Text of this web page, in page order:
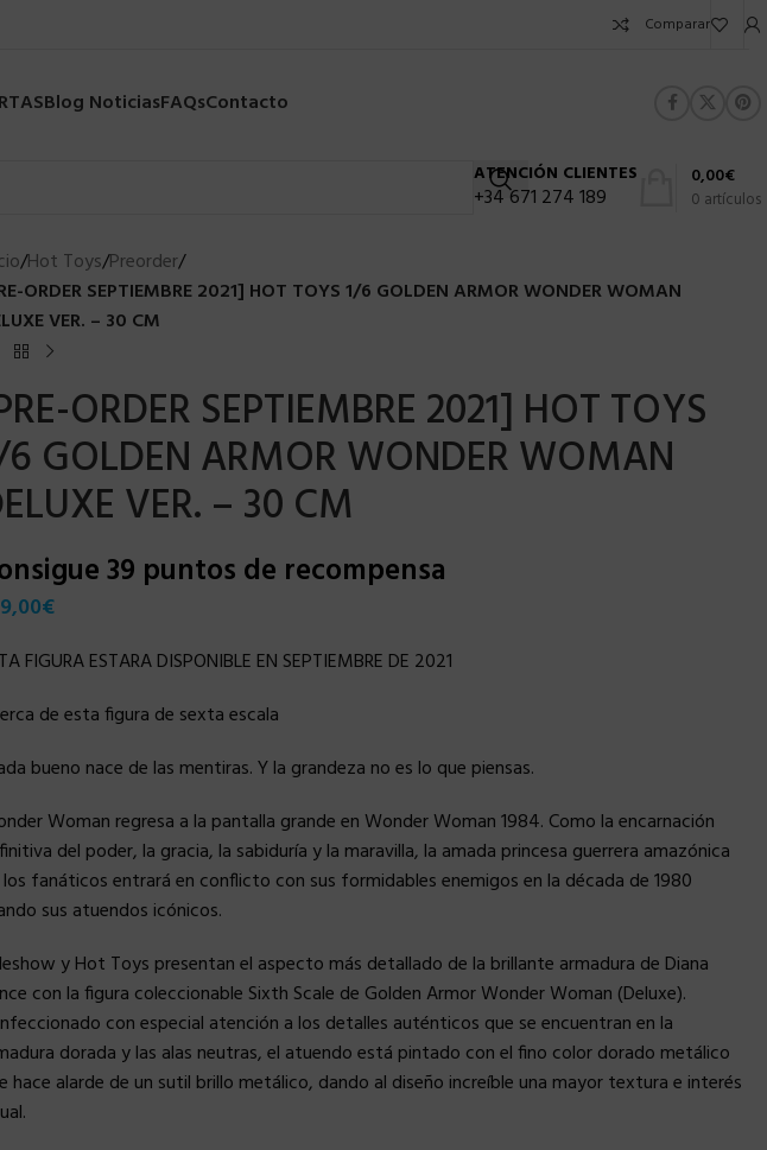
Comparar
Blog NoticiasFAQsContacto
ATENCIÓN CLIENTES
+34 671 274 189 0 artículos
0,00€
/Hot Toys/Preorder/
ORDER SEPTIEMBRE 2021] HOT TOYS 1/6 GOLDEN ARMOR WONDER WOMAN
VER. – 30 CM
ORDER SEPTIEMBRE 2021] HOT TOYS
GOLDEN ARMOR WONDER WOMAN
VER. – 30 CM
39 puntos de recompensa
€
FIGURA ESTARA DISPONIBLE EN SEPTIEMBRE DE 2021
de esta figura de sexta escala
bueno nace de las mentiras. Y la grandeza no es lo que piensas.
Woman regresa a la pantalla grande en Wonder Woman 1984. Como la encarnación
del poder, la gracia, la sabiduría y la maravilla, la amada princesa guerrera amazónica
fanáticos entrará en conflicto con sus formidables enemigos en la década de 1980
sus atuendos icónicos.
y Hot Toys presentan el aspecto más detallado de la brillante armadura de Diana
con la figura coleccionable Sixth Scale de Golden Armor Wonder Woman (Deluxe).
con especial atención a los detalles auténticos que se encuentran en la
dorada y las alas neutras, el atuendo está pintado con el fino color dorado metálico
hace alarde de un sutil brillo metálico, dando al diseño increíble una mayor textura e interés